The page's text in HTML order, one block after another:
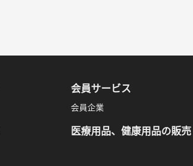
会員サービス
会員企業
医療用品、健康用品の販売